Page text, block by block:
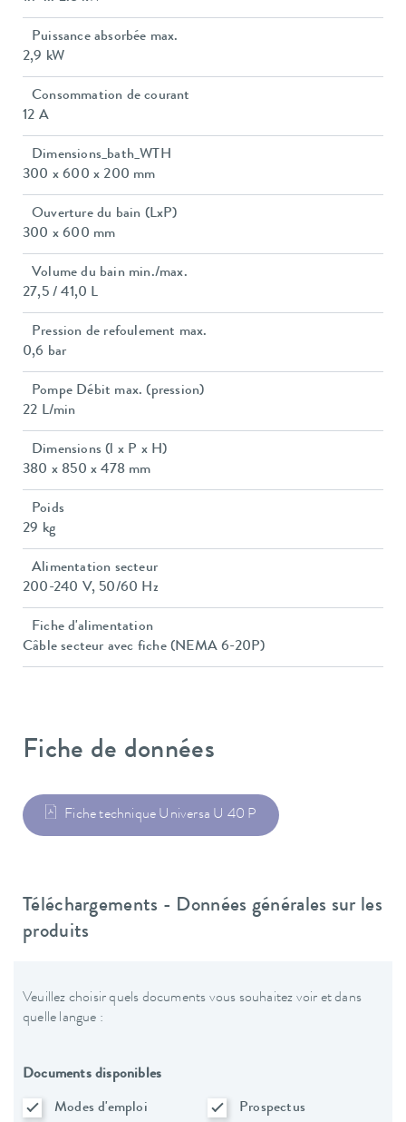
Puissance absorbée max.
2,9 kW
Consommation de courant
12 A
Dimensions_bath_WTH
300 x 600 x 200 mm
Ouverture du bain (LxP)
300 x 600 mm
Volume du bain min./max.
27,5 / 41,0 L
Pression de refoulement max.
0,6 bar
Pompe Débit max. (pression)
22 L/min
Dimensions (l x P x H)
380 x 850 x 478 mm
Poids
29 kg
Alimentation secteur
200-240 V, 50/60 Hz
Fiche d'alimentation
Câble secteur avec fiche (NEMA 6-20P)
Fiche de données
Fiche technique Universa U 40 P
Téléchargements - Données générales sur les
produits
Veuillez choisir quels documents vous souhaitez voir et dans
quelle langue :
Documents disponibles
Modes d'emploi
Prospectus